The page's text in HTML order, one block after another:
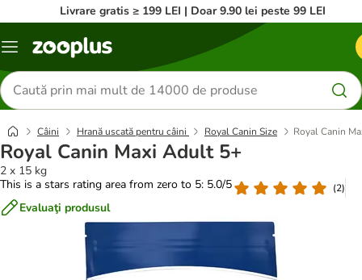
Livrare gratis ≥ 199 LEI | Doar 9.90 lei peste 99 LEI
Categorii
Căutare
produse
Câini Hrană uscată pentru câini Royal Canin Size Royal Canin
Royal Canin Maxi Adult 5+
2 x 15 kg
This is a stars rating area from zero to 5: 5.0/5
(2)
Evaluaţi produsul